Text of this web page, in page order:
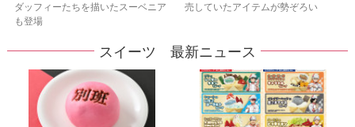
ダッフィーたちを描いたスーベニア
も登場
売していたアイテムが勢ぞろい
スイーツ 最新ニュース